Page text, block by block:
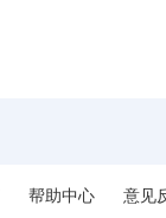
帮助中心 意见